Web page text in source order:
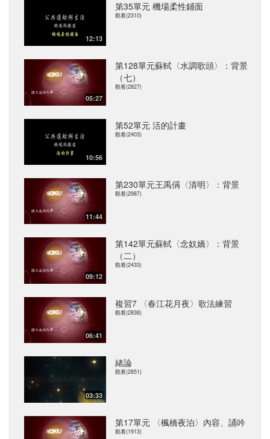
12:13
第35單元 機場柔性鋪面
觀看(2310)
05:27
第128單元蘇軾〈水調歌頭〉：背景
（七）
觀看(2827)
10:56
第52單元 活的計畫
觀看(2403)
11:44
第230單元王禹偁〈清明〉：背景
觀看(2987)
09:12
第142單元蘇軾〈念奴嬌〉：背景
（二）
觀看(2433)
06:41
複習7 〈春江花月夜〉歌法練習
觀看(2838)
03:33
緒論
觀看(2851)
第17單元 〈楓橋夜泊〉內容、誦吟
觀看(1913)